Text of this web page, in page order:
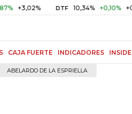
DTF 10,34% +0,10% +0,98%
CAJA FUERTE INDICADORES INSIDE
ABELARDO DE LA ESPRIELLA